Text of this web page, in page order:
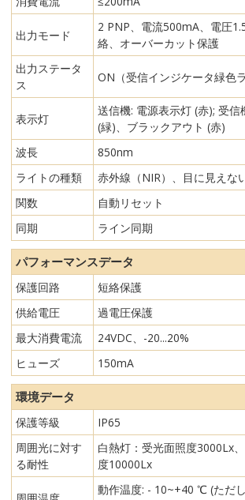
出力モード
2 PNP、電流500mA、電圧
絡、オーバーカット保護
出力ステータ
ス
ON（受信インジケータ緑色ラ
表示灯
送信機: 電源表示灯 (赤); 受信
(緑)、ブラックアウト (赤)
波長
850nm
ライトの種類
赤外線（NIR）、目に見えな
関数
自動リセット
同期
ライン同期
パフォーマンスデータ
保護回路
短絡保護
供給電圧
過電圧保護
最大消費電流
24VDC、-20...20%
ヒューズ
150mA
環境データ
保護等級
IP65
周囲光に対す
る耐性
白熱灯：受光面照度3000Lx
度10000Lx
動作温度: - 10~+40 ℃ (ただ